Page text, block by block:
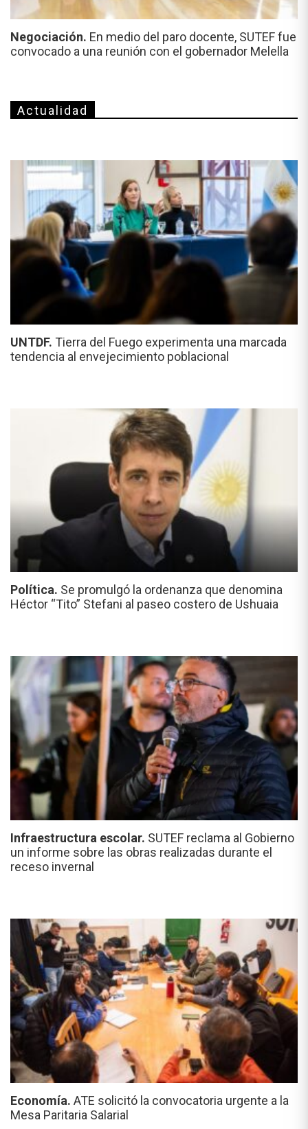
Negociación. En medio del paro docente, SUTEF fue
convocado a una reunión con el gobernador Melella
Actualidad
UNTDF. Tierra del Fuego experimenta una marcada
tendencia al envejecimiento poblacional
Política. Se promulgó la ordenanza que denomina
Héctor “Tito” Stefani al paseo costero de Ushuaia
Infraestructura escolar. SUTEF reclama al Gobierno
un informe sobre las obras realizadas durante el
receso invernal
Economía. ATE solicitó la convocatoria urgente a la
Mesa Paritaria Salarial